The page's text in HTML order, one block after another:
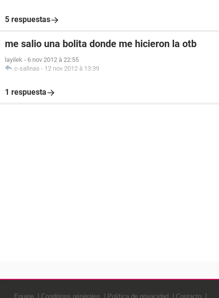
5 respuestas
me salio una bolita donde me hicieron la otb
layilek - 6 nov 2012 à 22:55
c-salinas - 12 nov 2012 à 13:39
1 respuesta
Equipe Conditions générales Política de privacidad Contacto